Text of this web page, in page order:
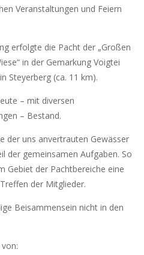
Veranstaltungen und Feiern
erfolgte die Pacht der „Großen
in der Gemarkung Voigtei
Steyerberg (ca. 11 km).
– mit diversen
– Bestand.
der uns anvertrauten Gewässer
der gemeinsamen Aufgaben. So
Gebiet der Pachtbereiche eine
der Mitglieder.
Beisammensein nicht in den